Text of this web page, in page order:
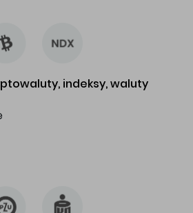
indeksy, waluty